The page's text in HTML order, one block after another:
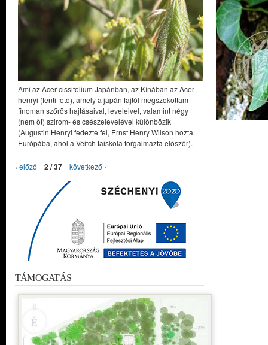
Ami az Acer cissifolium Japánban, az Kínában az Acer
henryi (fenti fotó), amely a japán fajtól megszokottam
finoman szőrös hajtásaival, leveleivel, valamint négy
(nem öt) szirom- és csészelevelével különbözik
(Augustin Henryi fedezte fel, Ernst Henry Wilson hozta
Európába, ahol a Veitch faiskola forgalmazta először).
‹ előző 2 / 37 következő ›
TÁMOGATÁS